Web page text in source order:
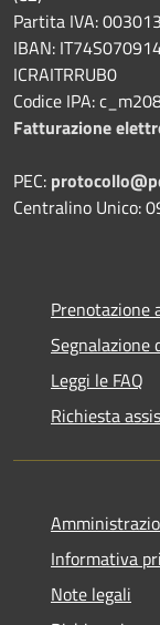
Partita IVA:
IBAN:
ICRAITRRUB0
Codice IPA:
Fatturazione
PEC:
Centralino Unico:
Prenotazione
Segnalazione
Leggi le FAQ
Richiesta
Informativa
Note legali